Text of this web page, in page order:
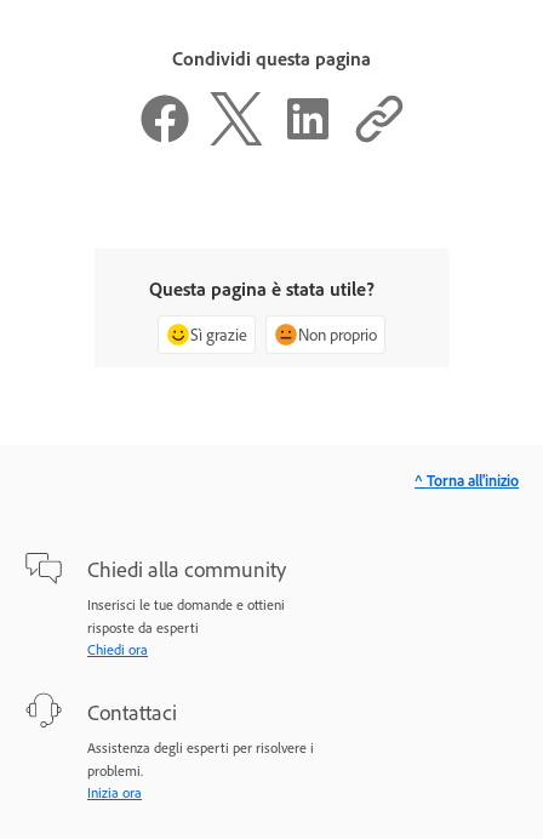
Condividi questa pagina
Questa pagina è stata utile?
Sì grazie Non proprio
Chiedi alla community
Inserisci le tue domande e ottieni
risposte da esperti
Chiedi ora
Contattaci
Assistenza degli esperti per risolvere i
problemi.
Inizia ora
^ Torna all'inizio